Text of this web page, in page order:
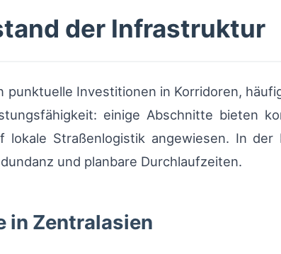
der Infrastruktur
punktuelle Investitionen in Korridoren,
einige Abschnitte bieten
lokale Straßenlogistik angewiesen. In
und planbare Durchlaufzeiten.
in Zentralasien